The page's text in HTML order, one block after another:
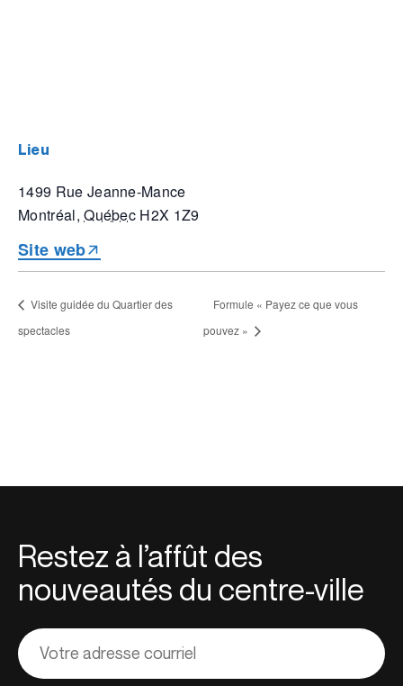
lieu
1499 Rue Jeanne-Mance
Montréal, Québec H2X 1Z9
Site web
Visite guidée du Quartier des
spectacles
Formule « Payez ce que vous
pouvez »
Restez à l’affût des
nouveautés du centre-ville
Adresse
courriel